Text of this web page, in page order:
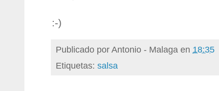
:-)
Publicado porAntonio - Malaga en 18:35
Etiquetas: salsa